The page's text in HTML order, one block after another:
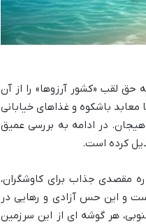
حق لقب «کشور آرزوها» را از آن
باشکوه و غذاهای خیابانی
در ادامه به بررسی عمیق
کرده است.
مقصدی جذاب برای کاوشگران،
است و این حس آزادی و رهایی در
هر گوشه ای از این سرزمین